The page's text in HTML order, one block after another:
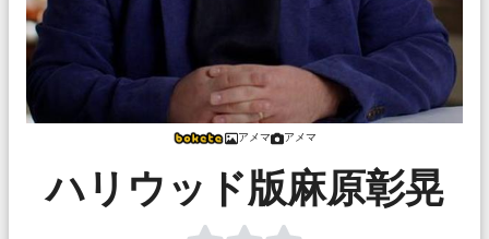
アメマ アメマ
ハリウッド版麻原彰晃